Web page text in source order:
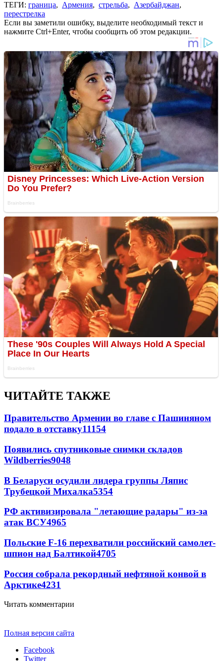
ТЕГИ: граница, Армения, стрельба, Азербайджан,
перестрелка
Если вы заметили ошибку, выделите необходимый текст и
нажмите Ctrl+Enter, чтобы сообщить об этом редакции.
ЧИТАЙТЕ ТАКЖЕ
Правительство Армении во главе с Пашиняном
подало в отставку11154
Появились спутниковые снимки складов
Wildberries9048
В Беларуси осудили лидера группы Ляпис
Трубецкой Михалка5354
РФ активизировала "летающие радары" из-за
атак ВСУ4965
Польские F-16 перехватили российский самолет-
шпион над Балтикой4705
Россия собрала рекордный нефтяной конвой в
Арктике4231
Читать комментарии
Полная версия сайта
Facebook
Twitter